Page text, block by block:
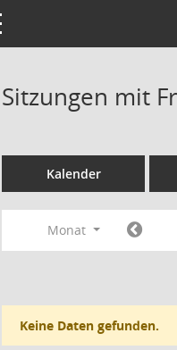
navigation
Sitzungen mit
Kalender
Monat
Keine Daten gefunden.